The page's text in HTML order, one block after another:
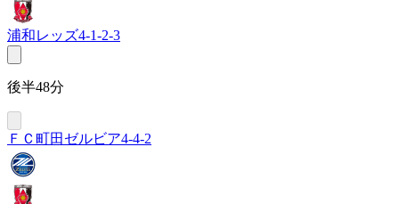
浦和レッズ4-1-2-3
後半48分
ＦＣ町田ゼルビア4-4-2